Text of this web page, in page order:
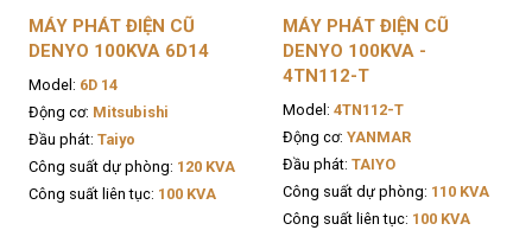
MÁY PHÁT ĐIỆN CŨ
DENYO 100KVA 6D14
Model: 6D 14
Động cơ: Mitsubishi
Đầu phát: Taiyo
Công suất dự phòng: 120 KVA
Công suất liên tục: 100 KVA
MÁY PHÁT ĐIỆN CŨ
DENYO 100KVA -
4TN112-T
Model: 4TN112-T
Động cơ: YANMAR
Đầu phát: TAIYO
Công suất dự phòng: 110 KVA
Công suất liên tục: 100 KVA